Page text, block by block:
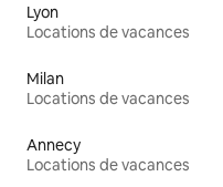
Lyon
Locations de vacances
Milan
Locations de vacances
Annecy
Locations de vacances